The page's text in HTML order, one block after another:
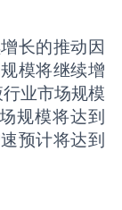
长的推动因
模将继续增
业市场规模
规模将达到
预计将达到